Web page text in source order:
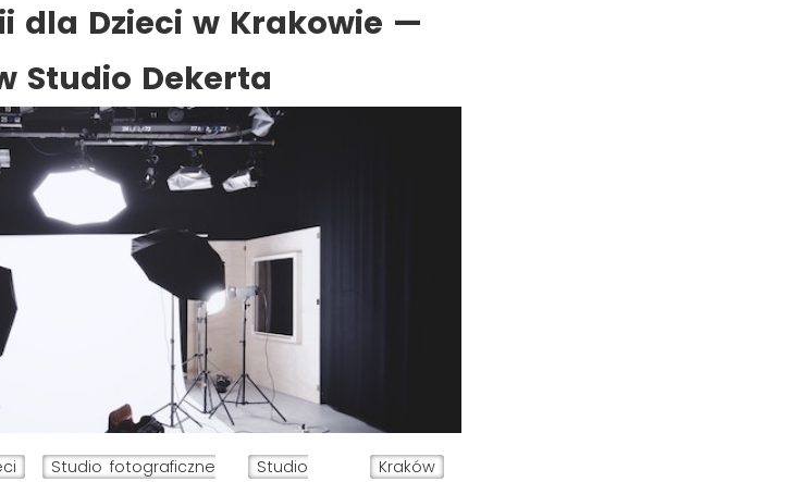
dla Dzieci w Krakowie —
Studio Dekerta
Studio fotograficzne
Studio
Kraków